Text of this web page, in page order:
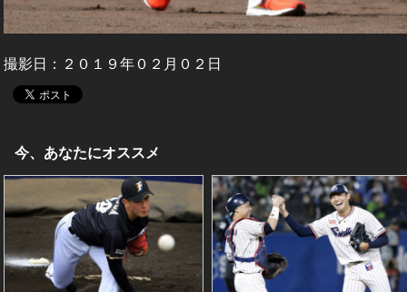
撮影日：２０１９年０２月０２日
今、あなたにオススメ